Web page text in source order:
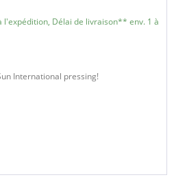
l'expédition, Délai de livraison** env. 1 à
International pressing!